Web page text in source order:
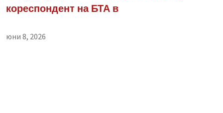
кореспондент на БТА в
юни 8, 2026